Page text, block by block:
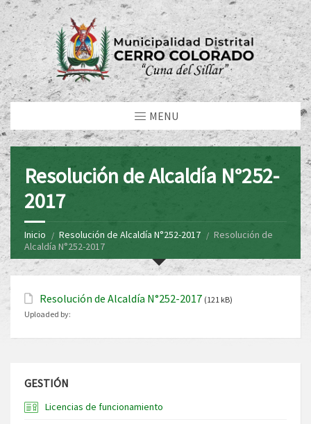
MENU
Resolución de Alcaldía N°252-
2017
Inicio Resolución de Alcaldía N°252-2017
Resolución de
Alcaldía N°252-2017
Resolución de Alcaldía N°252-2017 (121 kB)
Uploaded by:
GESTIÓN
Licencias de funcionamiento